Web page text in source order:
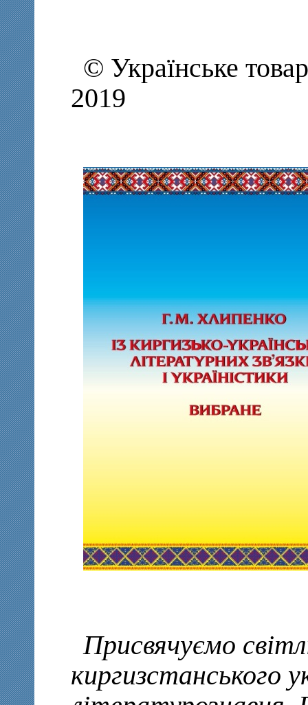
© Українське
2019
Присвячуємо
киргизстанського